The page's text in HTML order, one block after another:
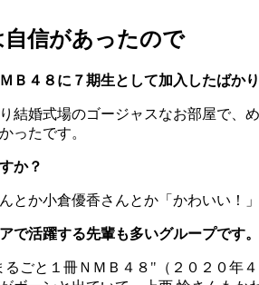
信があったので
４８に７期生として加入したばか
結婚式場のゴージャスなお部屋で、
ったです。
か？
とか小倉優香さんとか「かわいい！
活躍する先輩も多いグループです。
ごと１冊ＮＭＢ４８"（２０２０年